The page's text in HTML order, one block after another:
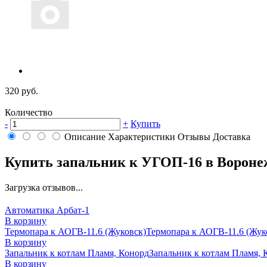
320 руб.
Количество
-
+ Купить
Описание Характеристики Отзывы Доставка
Купить запальник к УГОП-16 в
Загрузка отзывов...
Автоматика Арбат-1
В корзину
Термопара к АОГВ-11.6 (Жуковск)Термопара к АОГВ-11.6
В корзину
Запальник к котлам Пламя, КонордЗапальник к котлам Пламя,
В корзину